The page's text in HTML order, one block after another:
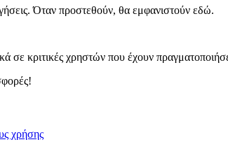
Όταν προστεθούν, θα εμφανιστούν εδώ.
σε κριτικές χρηστών που έχουν
χρήσης